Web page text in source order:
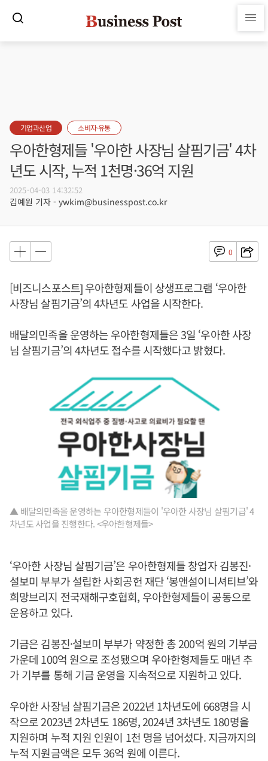
기업과산업 소비자·유통
우아한형제들 '우아한 사장님 살핌기금' 4차
년도 시작, 누적 1천명·36억 지원
2025-04-03 14:32:52
김예원 기자 - ywkim@businesspost.co.kr
0
[비즈니스포스트] 우아한형제들이 상생프로그램 ‘우아한
사장님 살핌기금’의 4차년도 사업을 시작한다.
배달의민족을 운영하는 우아한형제들은 3일 ‘우아한 사장
님 살핌기금’의 4차년도 접수를 시작했다고 밝혔다.
▲ 배달의민족을 운영하는 우아한형제들이 '우아한 사장님 살핌기급' 4
차년도 사업을 진행한다. <우아한형제들>
‘우아한 사장님 살핌기금’은 우아한형제들 창업자 김봉진·
설보미 부부가 설립한 사회공헌 재단 ‘봉앤설이니셔티브’와
희망브리지 전국재해구호협회, 우아한형제들이 공동으로
운용하고 있다.
기금은 김봉진·설보미 부부가 약정한 총 200억 원의 기부금
가운데 100억 원으로 조성됐으며 우아한형제들도 매년 추
가 기부를 통해 기금 운영을 지속적으로 지원하고 있다.
우아한 사장님 살핌기금은 2022년 1차년도에 668명을 시
작으로 2023년 2차년도 186명, 2024년 3차년도 180명을
지원하며 누적 지원 인원이 1천 명을 넘어섰다. 지금까지의
누적 지원금액은 모두 36억 원에 이른다.